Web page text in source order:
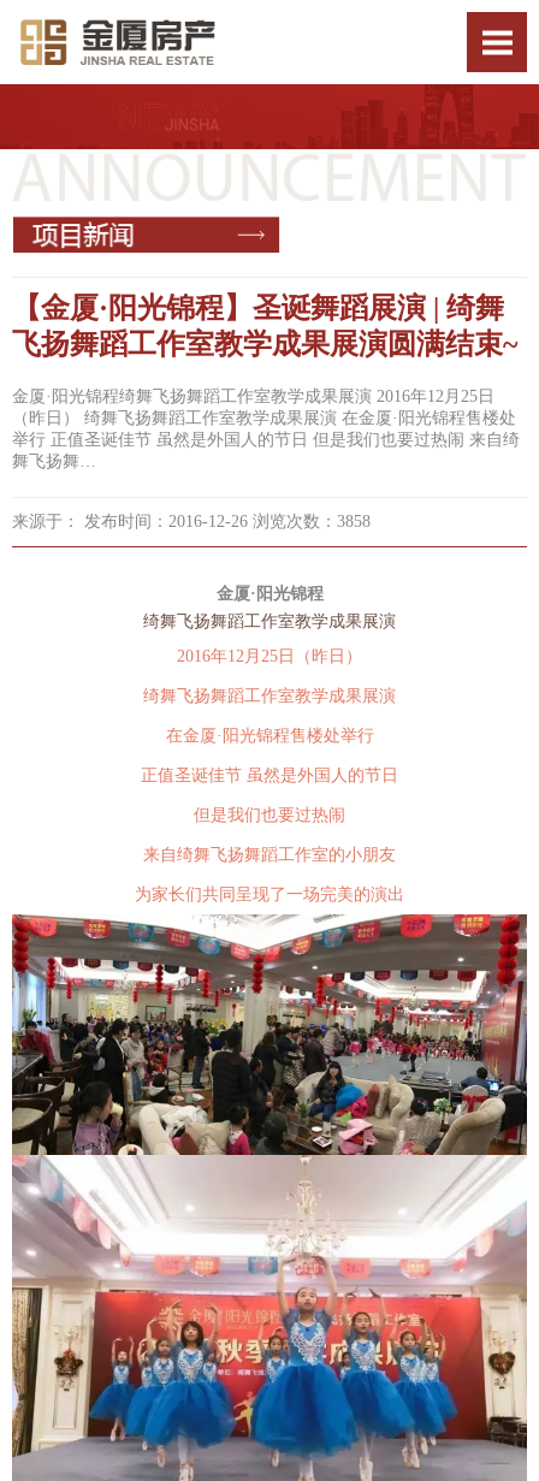
【金厦·阳光锦程】圣诞舞蹈展演 | 绮舞
飞扬舞蹈工作室教学成果展演圆满结束~
金厦·阳光锦程绮舞飞扬舞蹈工作室教学成果展演 2016年12月25日
（昨日） 绮舞飞扬舞蹈工作室教学成果展演 在金厦·阳光锦程售楼处
举行 正值圣诞佳节 虽然是外国人的节日 但是我们也要过热闹 来自绮
舞飞扬舞…
来源于： 发布时间：2016-12-26 浏览次数：3858
金厦·阳光锦程
绮舞飞扬舞蹈工作室教学成果展演
2016年12月25日（昨日）
绮舞飞扬舞蹈工作室教学成果展演
在金厦·阳光锦程售楼处举行
正值圣诞佳节 虽然是外国人的节日
但是我们也要过热闹
来自绮舞飞扬舞蹈工作室的小朋友
为家长们共同呈现了一场完美的演出